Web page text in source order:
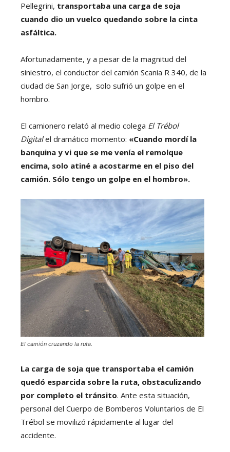
Pellegrini, transportaba una carga de soja
cuando dio un vuelco quedando sobre la cinta
asfáltica.
Afortunadamente, y a pesar de la magnitud del
siniestro, el conductor del camión Scania R 340, de la
ciudad de San Jorge, solo sufrió un golpe en el
hombro.
El camionero relató al medio colega El Trébol
Digitalel dramático momento: «Cuando mordí la
banquina y vi que se me venía el remolque
encima, solo atiné a acostarme en el piso del
camión. Sólo tengo un golpe en el hombro».
El camión cruzando la ruta.
La carga de soja que transportaba el camión
quedó esparcida sobre la ruta, obstaculizando
por completo el tránsito. Ante esta situación,
personal del Cuerpo de Bomberos Voluntarios de El
Trébol se movilizó rápidamente al lugar del
accidente.